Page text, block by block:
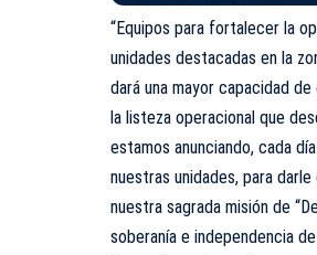
“Equipos para fortalecer la
unidades destacadas en la
dará una mayor capacidad
la listeza operacional que
estamos anunciando, cada
nuestras unidades, para
nuestra sagrada misión de
soberanía e independencia